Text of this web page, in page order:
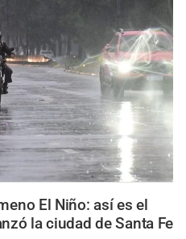
El Niño: así es el
la ciudad de Santa Fe